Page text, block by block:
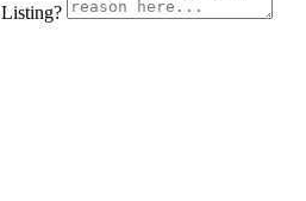
Listing?